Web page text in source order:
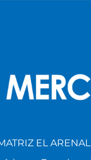
EL ARENAL